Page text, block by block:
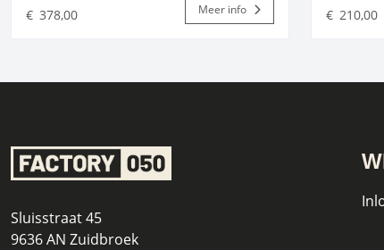
€ 378,00 Meer info € 210,00
Sluisstraat 45
9636 AN Zuidbroek